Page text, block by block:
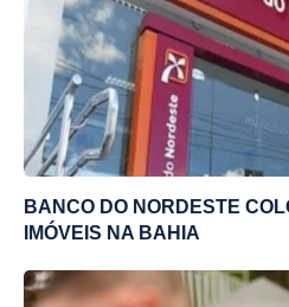
BANCO DO NORDESTE
IMÓVEIS NA BAHIA